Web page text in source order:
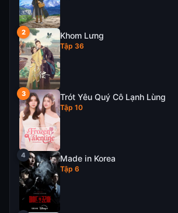
Khom Lưng
Tập 36
Trót Yêu Quý Cô Lạnh Lùng
Tập 10
Made in Korea
Tập 6